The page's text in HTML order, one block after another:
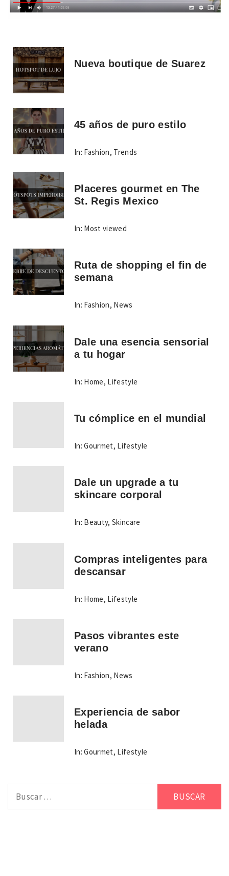
Nueva boutique de Suarez
45 años de puro estilo
In: Fashion, Trends
Placeres gourmet en The
St. Regis Mexico
In: Most viewed
Ruta de shopping el fin de
semana
In: Fashion, News
Dale una esencia sensorial
a tu hogar
In: Home, Lifestyle
Tu cómplice en el mundial
In: Gourmet, Lifestyle
Dale un upgrade a tu
skincare corporal
In: Beauty,Skincare
Compras inteligentes para
descansar
In: Home, Lifestyle
Pasos vibrantes este
verano
In: Fashion, News
Experiencia de sabor
helada
In: Gourmet, Lifestyle